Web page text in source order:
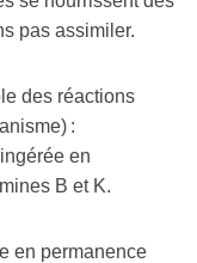
pas assimiler.
des réactions
:
en
B et K.
en permanence